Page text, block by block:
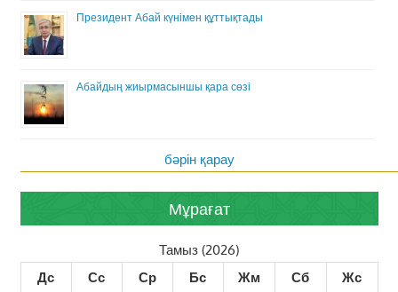
Президент Абай күнімен құттықтады
Абайдың жиырмасыншы қара сөзі
бәрін қарау
Мұрағат
Тамыз (2026)
Дс
Сс Ср Бс Жм Сб
Жс